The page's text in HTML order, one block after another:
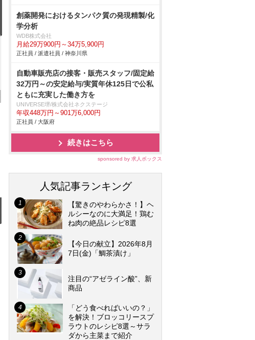
創薬開発におけるタンパク質の発現精製/化
学分析
WDB株式会社
月給29万900円～34万5,900円
正社員 / 派遣社員 / 神奈川県
自動車販売店の接客・販売スタッフ/固定給
32万円～の安定給与/実質年休125日で公私
ともに充実した働き方を
UNIVERSE堺/株式会社ネクステージ
年収448万円～901万6,000円
正社員 / 大阪府
続きはこちら
sponsored by 求人ボックス
人気記事ランキング
【驚きのやわらかさ！】ヘ
ルシーなのに大満足！鶏む
ね肉の絶品レシピ8選
【今日の献立】2026年8月
7日(金)「鯛茶漬け」
注目の“アゼライン酸”、新
商品
「どう食べればいいの？」
を解決！ブロッコリースプ
ラウトのレシピ8選～サラ
ダから主菜まで紹介